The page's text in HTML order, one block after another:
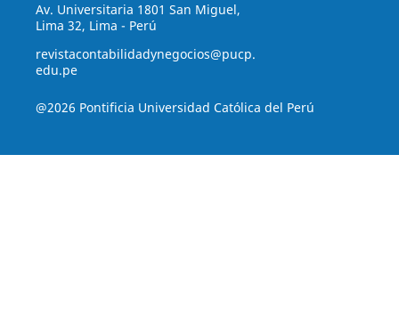
Av. Universitaria 1801 San Miguel,
Lima 32, Lima - Perú
revistacontabilidadynegocios@pucp.
edu.pe
@2026 Pontificia Universidad Católica del Perú